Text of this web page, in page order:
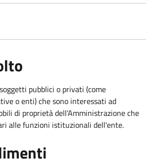
pubblici o privati (come
o enti) che sono interessati ad
di proprietà dell'Amministrazione che
alle funzioni istituzionali dell'ente.